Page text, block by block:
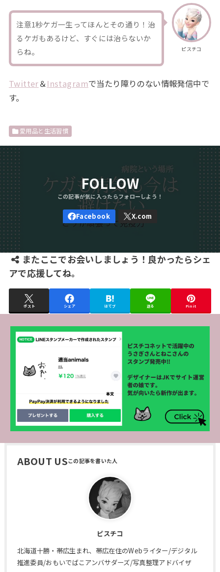
ピスチコ
注意1秒ケガ一生ってほんとその通り！治
るケガもあるけど、すぐには治らないか
らね。
Twitter＆ Instagramで当たり障りのない情報発信中で
す。
愛用品と生活習慣
FOLLOW
またここでお会いしましょう！良かったらシェ
アで応援してね。
ポスト シェア はてブ 送る Pin it
ABOUT US
ピスチコ
北海道十勝・帯広生まれ、帯広在住のWebライター/デジタル
推進委員/おもいでばこアンバサダーズ/写真整理アドバイザ